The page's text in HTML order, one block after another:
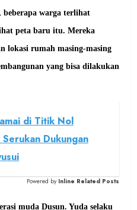
beberapa warga terlihat
peta baru itu. Mereka
lokasi rumah masing-masing
yang bisa dilakukan
di Titik Nol
Dukungan
Powered by Inline Related Posts
muda Dusun. Yuda selaku